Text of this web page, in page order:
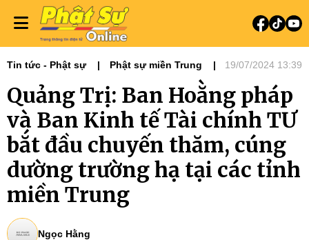
Tin tức - Phật sự
Phật sự miền Trung
Ban Kinh tế Tài chính
Tin tức
19/07/2024 13:39
Quảng Trị: Ban Hoằng pháp
và Ban Kinh tế Tài chính TƯ
bắt đầu chuyến thăm, cúng
dường trường hạ tại các tỉnh
miền Trung
Ngọc Hằng